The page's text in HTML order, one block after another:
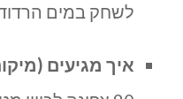
לשחק במים
איך מגיעים